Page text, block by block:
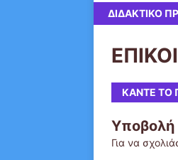
ΔΙΔΑΚΤΙΚΟ
ΚΆΝΤΕ ΤΟ
Υποβολή
Για να